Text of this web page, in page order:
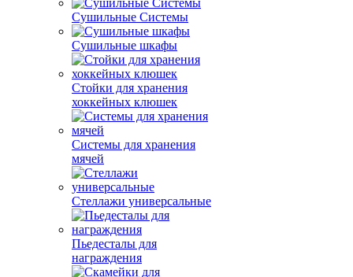
Сушильные Системы
Сушильные шкафы
Стойки для хранения
хоккейных клюшек
Системы для хранения
мячей
Стеллажи универсальные
Пьедесталы для
награждения